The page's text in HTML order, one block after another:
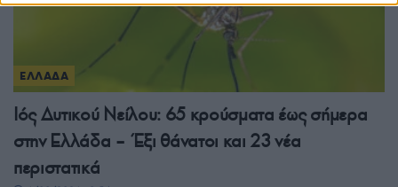
ΕΛΛΑΔΑ
Ιός Δυτικού Νείλου: 65 κρούσματα έως σήμερα
στην Ελλάδα – Έξι θάνατοι και 23 νέα
περιστατικά